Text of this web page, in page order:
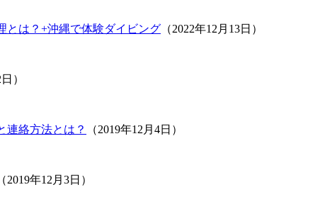
とは？+沖縄で体験ダイビング （2022年12月13日）
）
連絡方法とは？ （2019年12月4日）
（2019年12月3日）